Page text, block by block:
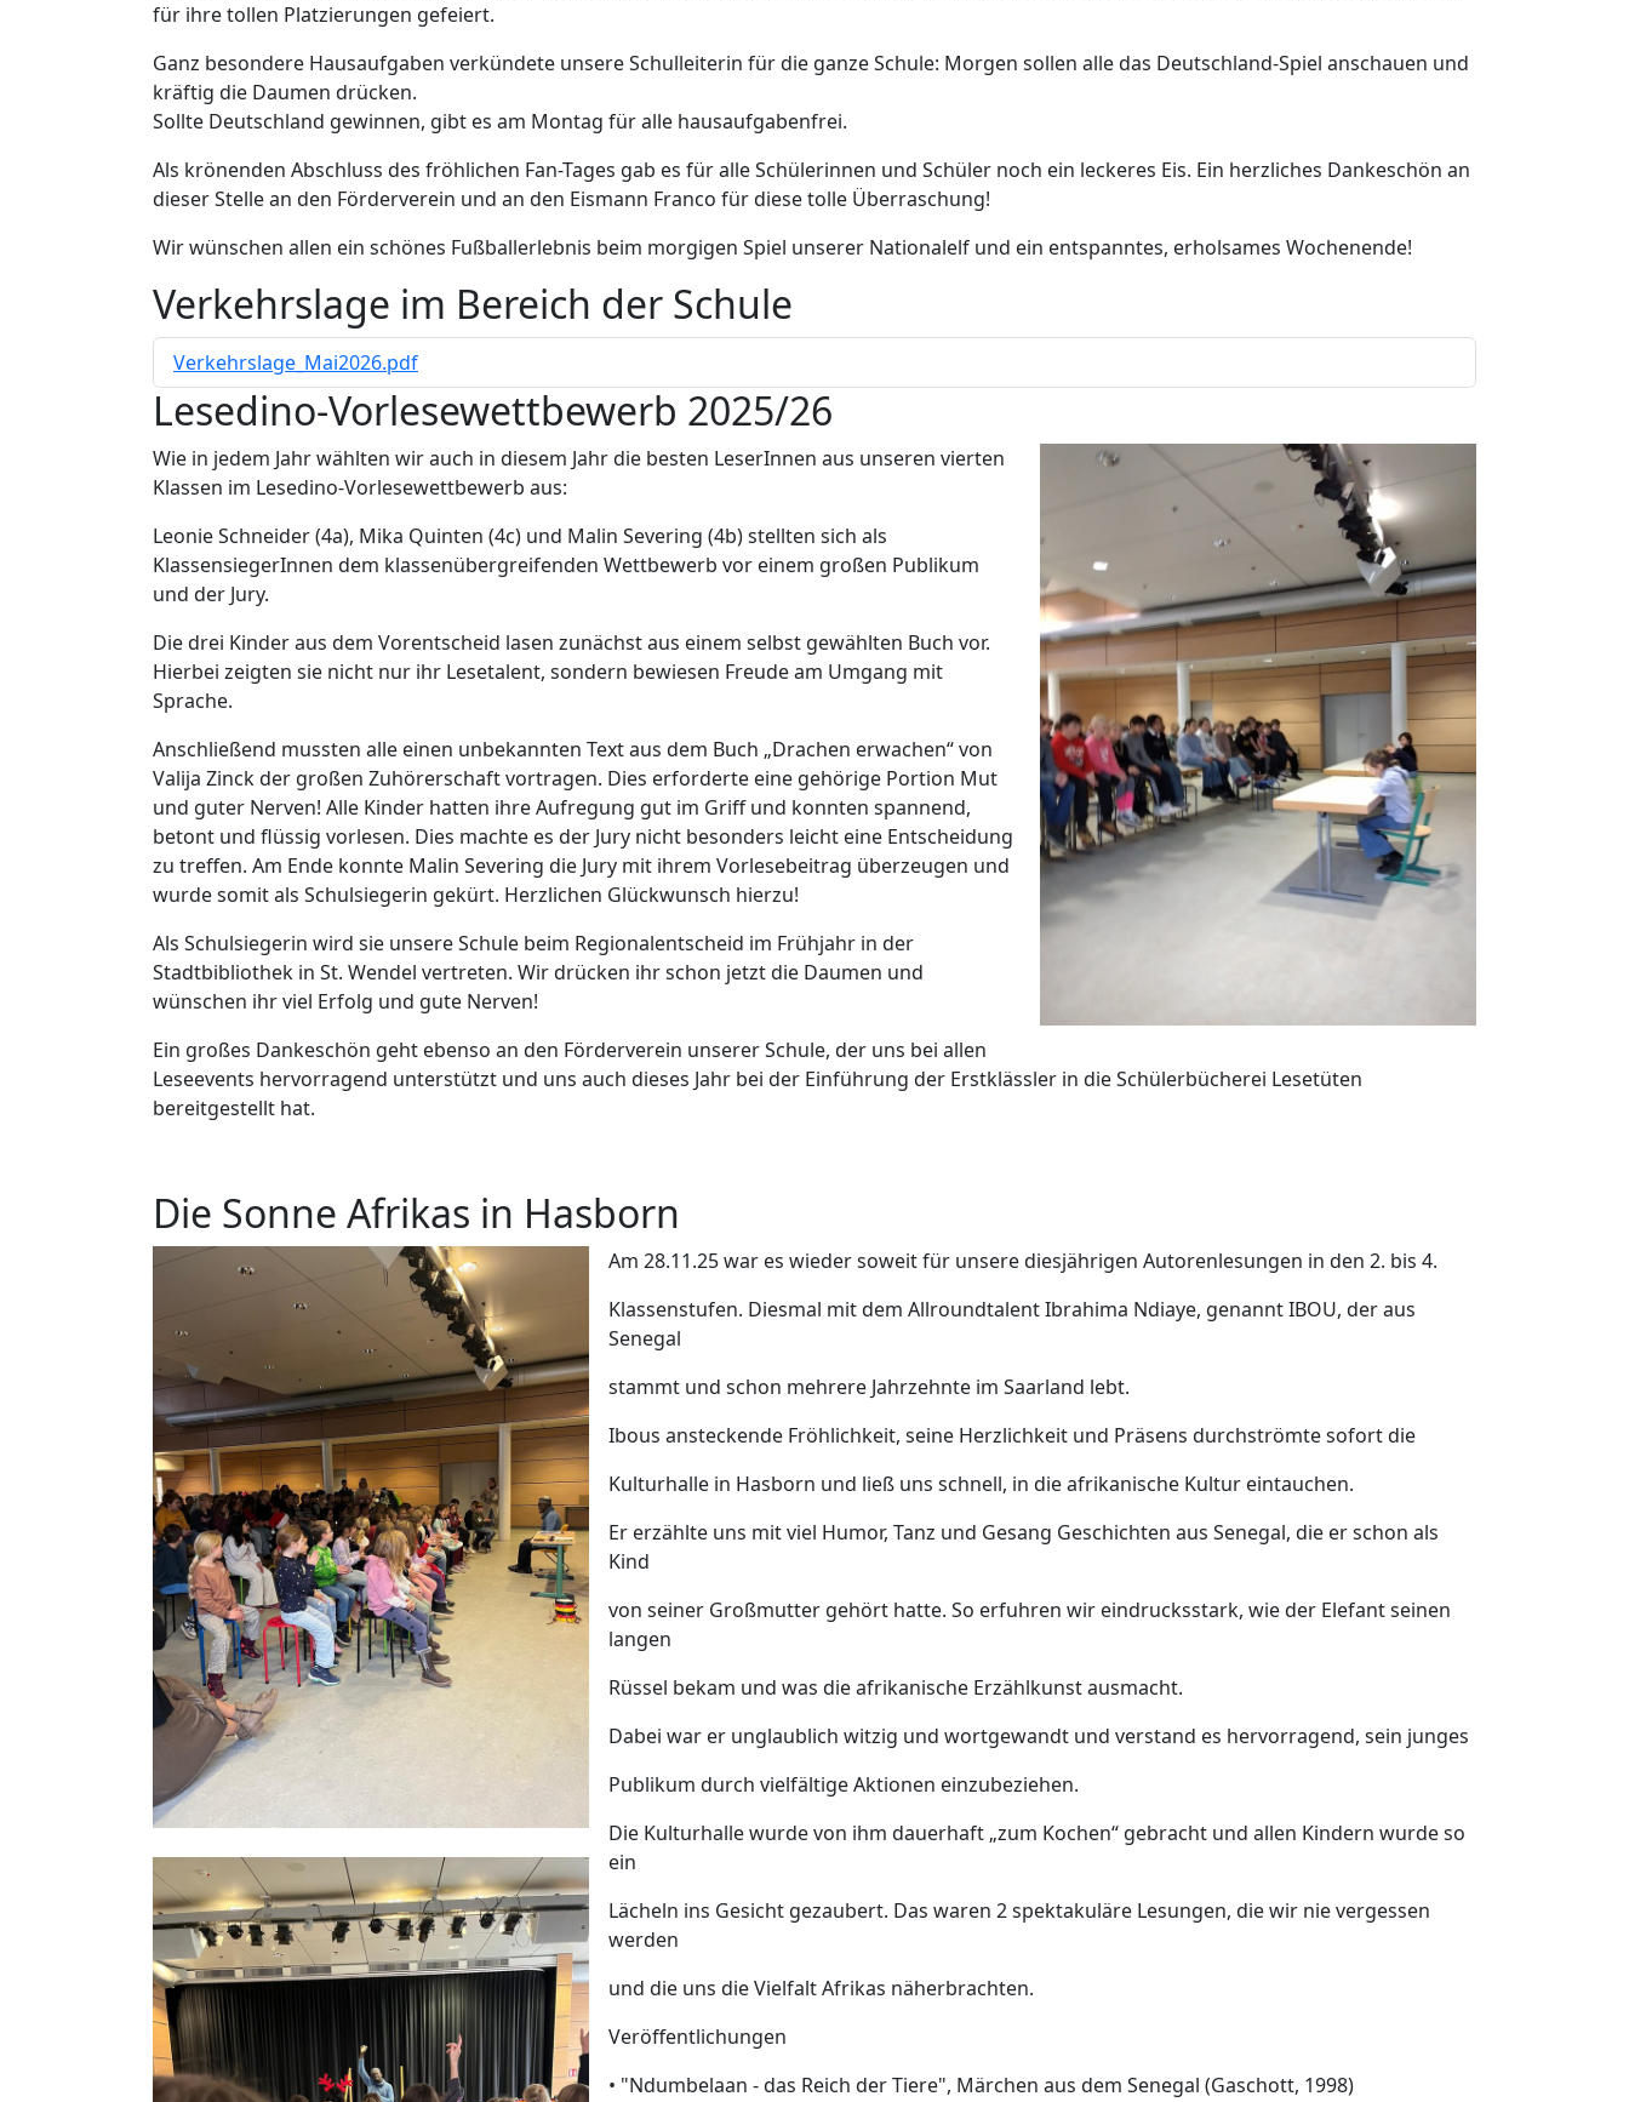
für ihre tollen Platzierungen gefeiert.
Ganz besondere Hausaufgaben verkündete unsere Schulleiterin für die ganze Schule: Morgen sollen alle das Deutschland-Spiel anschauen und
kräftig die Daumen drücken.
Sollte Deutschland gewinnen, gibt es am Montag für alle hausaufgabenfrei.
Als krönenden Abschluss des fröhlichen Fan-Tages gab es für alle Schülerinnen und Schüler noch ein leckeres Eis. Ein herzliches Dankeschön an
dieser Stelle an den Förderverein und an den Eismann Franco für diese tolle Überraschung!
Wir wünschen allen ein schönes Fußballerlebnis beim morgigen Spiel unserer Nationalelf und ein entspanntes, erholsames Wochenende!
Verkehrslage im Bereich der Schule
Verkehrslage_Mai2026.pdf
Lesedino-Vorlesewettbewerb 2025/26
Wie in jedem Jahr wählten wir auch in diesem Jahr die besten LeserInnen aus unseren vierten
Klassen im Lesedino-Vorlesewettbewerb aus:
Leonie Schneider (4a), Mika Quinten (4c) und Malin Severing (4b) stellten sich als
KlassensiegerInnen dem klassenübergreifenden Wettbewerb vor einem großen Publikum
und der Jury.
Die drei Kinder aus dem Vorentscheid lasen zunächst aus einem selbst gewählten Buch vor.
Hierbei zeigten sie nicht nur ihr Lesetalent, sondern bewiesen Freude am Umgang mit
Sprache.
Anschließend mussten alle einen unbekannten Text aus dem Buch „Drachen erwachen“ von
Valija Zinck der großen Zuhörerschaft vortragen. Dies erforderte eine gehörige Portion Mut
und guter Nerven! Alle Kinder hatten ihre Aufregung gut im Griff und konnten spannend,
betont und flüssig vorlesen. Dies machte es der Jury nicht besonders leicht eine Entscheidung
zu treffen. Am Ende konnte Malin Severing die Jury mit ihrem Vorlesebeitrag überzeugen und
wurde somit als Schulsiegerin gekürt. Herzlichen Glückwunsch hierzu!
Als Schulsiegerin wird sie unsere Schule beim Regionalentscheid im Frühjahr in der
Stadtbibliothek in St. Wendel vertreten. Wir drücken ihr schon jetzt die Daumen und
wünschen ihr viel Erfolg und gute Nerven!
Ein großes Dankeschön geht ebenso an den Förderverein unserer Schule, der uns bei allen
Leseevents hervorragend unterstützt und uns auch dieses Jahr bei der Einführung der Erstklässler in die Schülerbücherei Lesetüten
bereitgestellt hat.
Die Sonne Afrikas in Hasborn
Am 28.11.25 war es wieder soweit für unsere diesjährigen Autorenlesungen in den 2. bis 4.
Klassenstufen. Diesmal mit dem Allroundtalent Ibrahima Ndiaye, genannt IBOU, der aus
Senegal
stammt und schon mehrere Jahrzehnte im Saarland lebt.
Ibous ansteckende Fröhlichkeit, seine Herzlichkeit und Präsens durchströmte sofort die
Kulturhalle in Hasborn und ließ uns schnell, in die afrikanische Kultur eintauchen.
Er erzählte uns mit viel Humor, Tanz und Gesang Geschichten aus Senegal, die er schon als
Kind
von seiner Großmutter gehört hatte. So erfuhren wir eindrucksstark, wie der Elefant seinen
langen
Rüssel bekam und was die afrikanische Erzählkunst ausmacht.
Dabei war er unglaublich witzig und wortgewandt und verstand es hervorragend, sein junges
Publikum durch vielfältige Aktionen einzubeziehen.
Die Kulturhalle wurde von ihm dauerhaft „zum Kochen“ gebracht und allen Kindern wurde so
ein
Lächeln ins Gesicht gezaubert. Das waren 2 spektakuläre Lesungen, die wir nie vergessen
werden
und die uns die Vielfalt Afrikas näherbrachten.
Veröﬀentlichungen
• "Ndumbelaan - das Reich der Tiere", Märchen aus dem Senegal (Gaschott, 1998)